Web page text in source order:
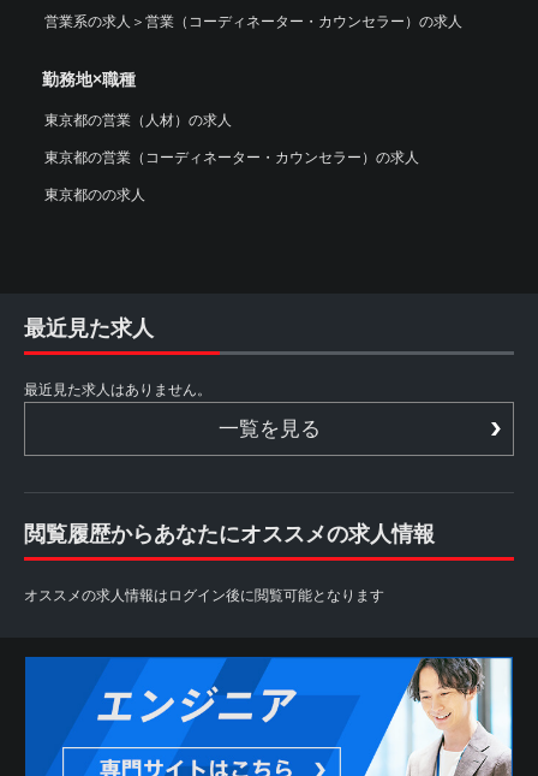
営業系の求人 ＞ 営業（コーディネーター・カウンセラー）の求人
勤務地×職種
東京都の営業（人材）の求人
東京都の営業（コーディネーター・カウンセラー）の求人
東京都のの求人
最近見た求人
最近見た求人はありません。
一覧を見る
閲覧履歴からあなたにオススメの求人情報
オススメの求人情報はログイン後に閲覧可能となります